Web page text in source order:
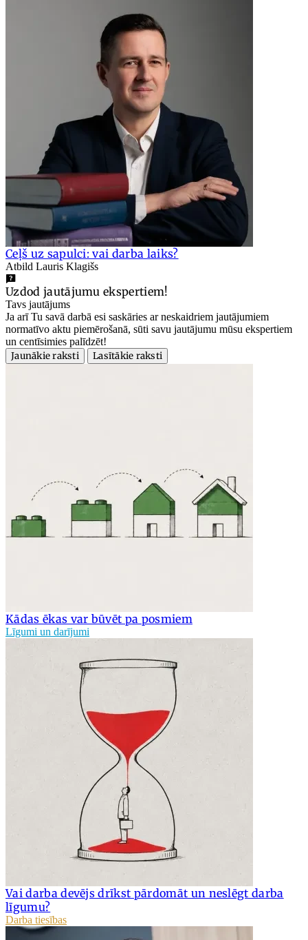
Ceļš uz sapulci: vai darba laiks?
Atbild Lauris Klagišs
Uzdod jautājumu ekspertiem!
Tavs jautājums
Ja arī Tu savā darbā esi saskāries ar neskaidriem jautājumiem
normatīvo aktu piemērošanā, sūti savu jautājumu mūsu ekspertiem
un centīsimies palīdzēt!
Jaunākie raksti
Lasītākie raksti
Kādas ēkas var būvēt pa posmiem
Līgumi un darījumi
Vai darba devējs drīkst pārdomāt un neslēgt darba
līgumu?
Darba tiesības